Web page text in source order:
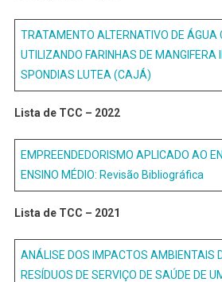
TRATAMENTO ALTERNATIVO DE ÁGUA
UTILIZANDO FARINHAS DE MANGIFERA
SPONDIAS LUTEA (CAJÁ)
Lista de TCC – 2022
EMPREENDEDORISMO APLICADO AO
ENSINO MÉDIO: Revisão Bibliográfica
Lista de TCC – 2021
ANÁLISE DOS IMPACTOS AMBIENTAIS
RESÍDUOS DE SERVIÇO DE SAÚDE DE